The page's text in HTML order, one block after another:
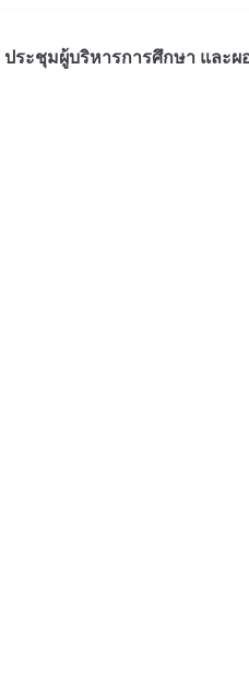
ประชุมผู้บริหารการศึกษา และ